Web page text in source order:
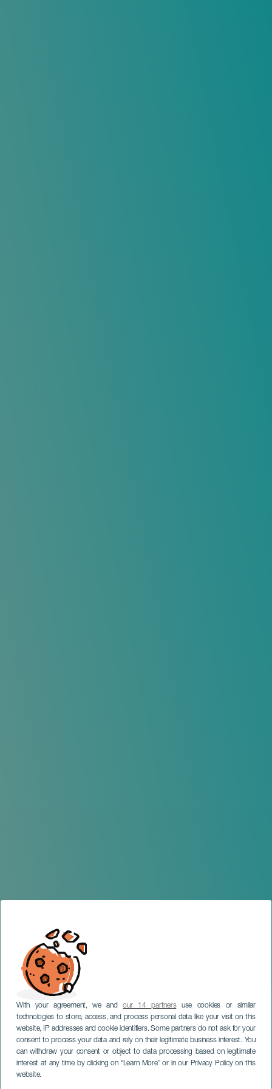
With your agreement, we andour 14 partnersuse cookies or similar
technologies to store, access, and process personal data like your visit on this
website, IP addresses and cookie identifiers. Some partners do not ask for your
consent to process your data and rely on their legitimate business interest. You
can withdraw your consent or object to data processing based on legitimate
interest at any time by clicking on “Learn More” or in our Privacy Policy on this
website.
Fly me to the moon,
Luciano
GRAN CANARIA